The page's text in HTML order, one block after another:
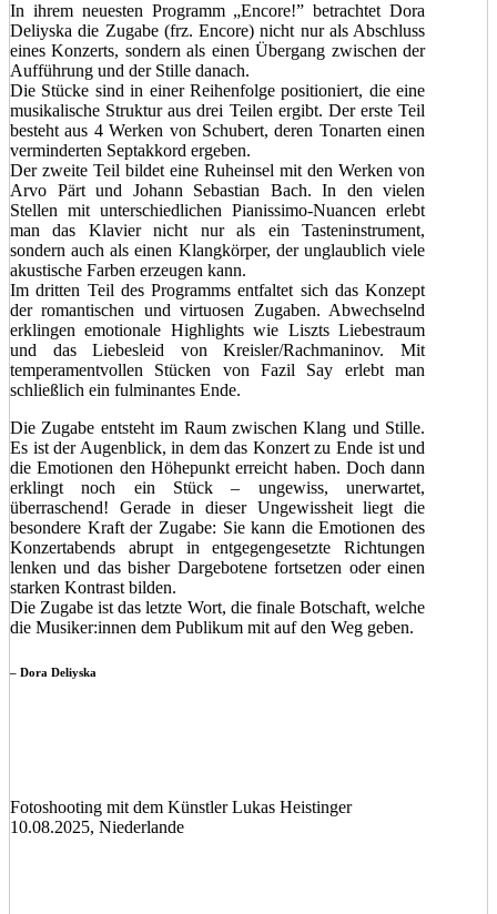
In ihrem neuesten Programm „Encore!” betrachtet Dora
Deliyska die Zugabe (frz. Encore) nicht nur als Abschluss
eines Konzerts, sondern als einen Übergang zwischen der
Aufführung und der Stille danach.
Die Stücke sind in einer Reihenfolge positioniert, die eine
musikalische Struktur aus drei Teilen ergibt. Der erste Teil
besteht aus 4 Werken von Schubert, deren Tonarten einen
verminderten Septakkord ergeben.
Der zweite Teil bildet eine Ruheinsel mit den Werken von
Arvo Pärt und Johann Sebastian Bach. In den vielen
Stellen mit unterschiedlichen Pianissimo-Nuancen erlebt
man das Klavier nicht nur als ein Tasteninstrument,
sondern auch als einen Klangkörper, der unglaublich viele
akustische Farben erzeugen kann.
Im dritten Teil des Programms entfaltet sich das Konzept
der romantischen und virtuosen Zugaben. Abwechselnd
erklingen emotionale Highlights wie Liszts Liebestraum
und das Liebesleid von Kreisler/Rachmaninov. Mit
temperamentvollen Stücken von Fazil Say erlebt man
schließlich ein fulminantes Ende.
Die Zugabe entsteht im Raum zwischen Klang und Stille.
Es ist der Augenblick, in dem das Konzert zu Ende ist und
die Emotionen den Höhepunkt erreicht haben. Doch dann
erklingt noch ein Stück – ungewiss, unerwartet,
überraschend! Gerade in dieser Ungewissheit liegt die
besondere Kraft der Zugabe: Sie kann die Emotionen des
Konzertabends abrupt in entgegengesetzte Richtungen
lenken und das bisher Dargebotene fortsetzen oder einen
starken Kontrast bilden.
Die Zugabe ist das letzte Wort, die finale Botschaft, welche
die Musiker:innen dem Publikum mit auf den Weg geben.
– Dora Deliyska
Fotoshooting mit dem Künstler Lukas Heistinger
10.08.2025, Niederlande